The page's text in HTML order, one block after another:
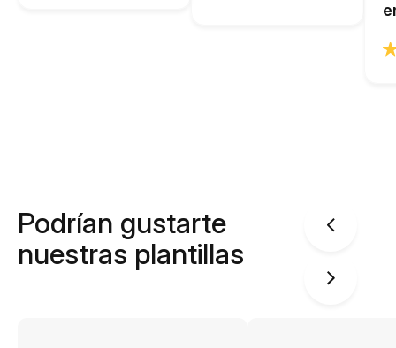
Podrían gustarte
nuestras plantillas